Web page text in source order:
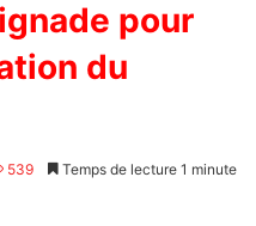
pour
du
539 Temps de lecture 1 minute